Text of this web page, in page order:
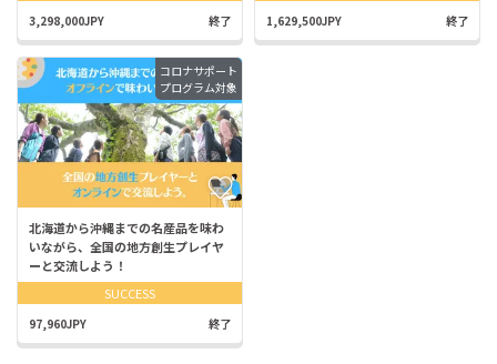
3,298,000JPY 終了 1,629,500JPY 終了
コロナサポート
プログラム対象
北海道から沖縄までの名産品を味わ
いながら、全国の地方創生プレイヤ
ーと交流しよう！
SUCCESS
97,960JPY 終了